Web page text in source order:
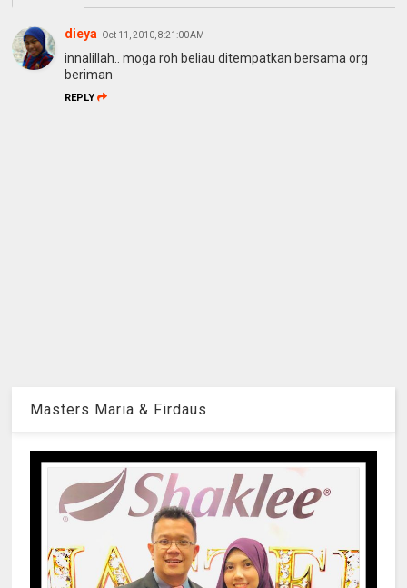
dieya Oct 11, 2010, 8:21:00 AM
innalillah.. moga roh beliau ditempatkan bersama org
beriman
REPLY
Masters Maria & Firdaus